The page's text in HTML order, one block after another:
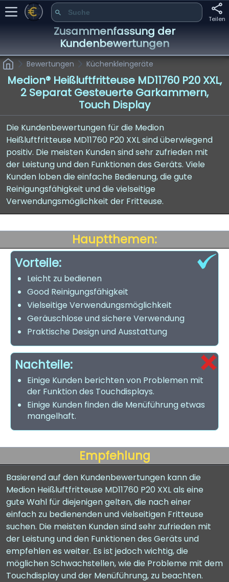
Teilen
Zusammenfassung der
Kundenbewertungen
Bewertungen Küchenkleingeräte
Medion® Heißluftfritteuse MD11760 P20 XXL,
2 Separat Gesteuerte Garkammern,
Touch Display
Die Kundenbewertungen für die Medion
Heißluftfritteuse MD11760 P20 XXL sind überwiegend
positiv. Die meisten Kunden sind sehr zufrieden mit
der Leistung und den Funktionen des Geräts. Viele
Kunden loben die einfache Bedienung, die gute
Reinigungsfähigkeit und die vielseitige
Verwendungsmöglichkeit der Fritteuse.
Hauptthemen:
Vorteile:
Leicht zu bedienen
Good Reinigungsfähigkeit
Vielseitige Verwendungsmöglichkeit
Geräuschlose und sichere Verwendung
Praktische Design und Ausstattung
Nachteile:
Einige Kunden berichten von Problemen mit
der Funktion des Touchdisplays.
Einige Kunden finden die Menüführung etwas
mangelhaft.
Empfehlung
Basierend auf den Kundenbewertungen kann die
Medion Heißluftfritteuse MD11760 P20 XXL als eine
gute Wahl für diejenigen gelten, die nach einer
einfach zu bedienenden und vielseitigen Fritteuse
suchen. Die meisten Kunden sind sehr zufrieden mit
der Leistung und den Funktionen des Geräts und
empfehlen es weiter. Es ist jedoch wichtig, die
möglichen Schwachstellen, wie die Probleme mit dem
Touchdisplay und der Menüführung, zu beachten.